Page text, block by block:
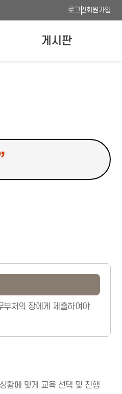
로그인회원가입
게시판
웹접근성 품질인증
처의 장에게 제출하여야
황에 맞게 교육 선택 및 진행